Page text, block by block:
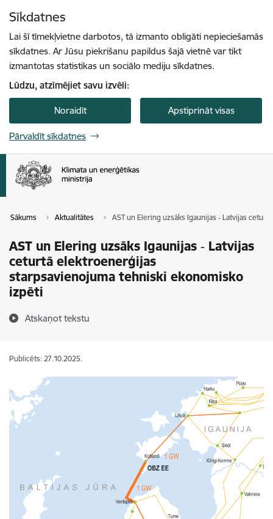
Sīkdatnes
Lai šī tīmekļvietne darbotos, tā izmanto obligāti nepieciešamās
sīkdatnes. Ar Jūsu piekrišanu papildus šajā vietnē var tikt
izmantotas statistikas un sociālo mediju sīkdatnes.
Lūdzu, atzīmējiet savu izvēli:
Noraidīt Apstiprināt visas
Pārvaldīt sīkdatnes
Sākums Aktualitātes AST un Elering uzsāks Igaunijas ‑ Latvijas
AST un Elering uzsāks Igaunijas ‑ Latvijas
ceturtā elektroenerģijas
starpsavienojuma tehniski ekonomisko
izpēti
Atskaņot tekstu
Publicēts: 27.10.2025.